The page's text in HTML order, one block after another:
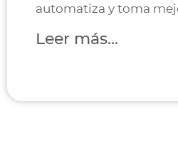
automatiza y toma
Leer más...